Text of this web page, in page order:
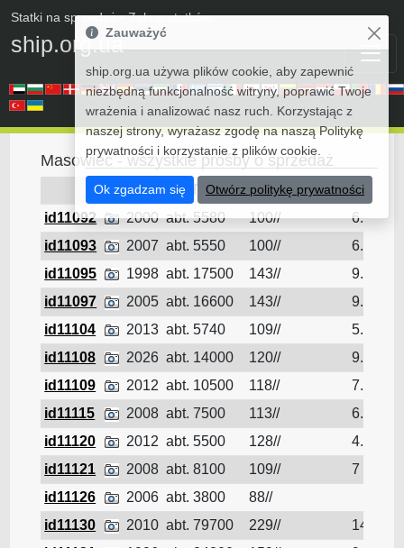
Statki na sprzedaż• Zakup statków
ship.org.ua
Masowiec - wszystkie prośby o sprzedaż
DWT L/B/D
draft
id11092
2000 abt. 5580 100//
6.1
id11093
2007 abt. 5550 100//
6.1
id11095
1998 abt. 17500 143//
9.7
id11097
2005 abt. 16600 143//
9.3
id11104
2013 abt. 5740 109//
5.8
id11108
2026 abt. 14000 120//
9.15
id11109
2012 abt. 10500 118//
7.6
id11115
2008 abt. 7500 113//
6.9
id11120
2012 abt. 5500 128//
4.34
id11121
2008 abt. 8100 109//
7
id11126
2006 abt. 3800
88//
id11130
2010 abt. 79700 229//
14.6
Zauważyć
ship.org.ua używa plików cookie, aby zapewnić
niezbędną funkcjonalność witryny, poprawić Twoje
wrażenia i analizować nasz ruch. Korzystając z
naszej strony, wyrażasz zgodę na naszą Politykę
prywatności i korzystanie z plików cookie.
Ok zgadzam się Otwórz politykę prywatności